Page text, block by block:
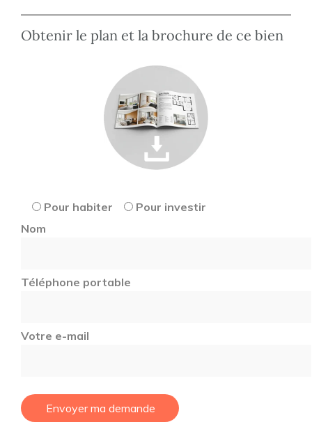
Obtenir le plan et la brochure de ce bien
Pour habiter
Pour investir
Nom
Téléphone portable
Votre e-mail
Envoyer ma demande